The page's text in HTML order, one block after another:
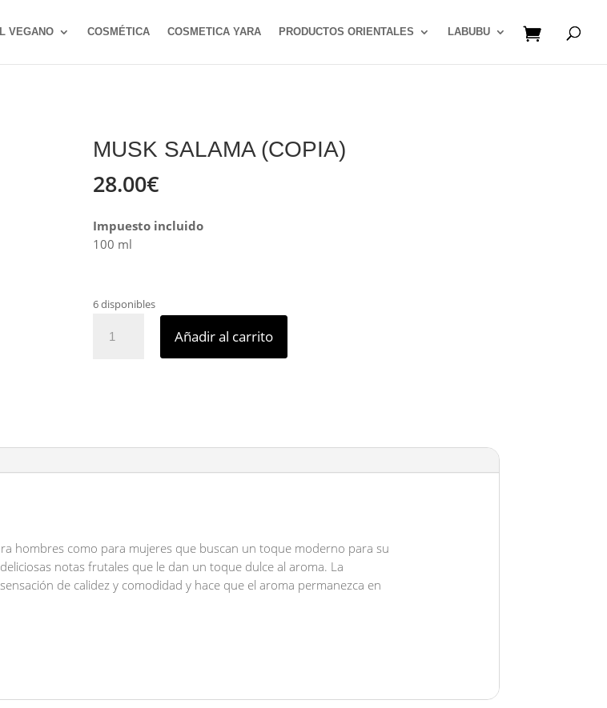
VEGANO COSMÉTICA COSMETICA YARA PRODUCTOS ORIENTALES LABUBU
MUSK SALAMA (COPIA)
28.00€
Impuesto incluido
100 ml
6 disponibles
Salama
Añadir al carrito
hombres como para mujeres que buscan un toque moderno para su
notas frutales que le dan un toque dulce al aroma. La
de calidez y comodidad y hace que el aroma permanezca en